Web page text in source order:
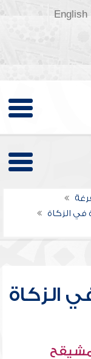
English
في الزكاة
الزكاة